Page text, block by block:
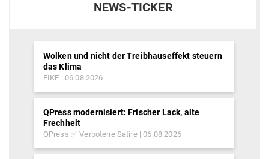
NEWS-TICKER
Wolken und nicht der Treibhauseffekt steuern
das Klima
EIKE 06.08.2026
QPress modernisiert: Frischer Lack, alte
Frechheit
QPress ✅ Verbotene Satire 06.08.2026